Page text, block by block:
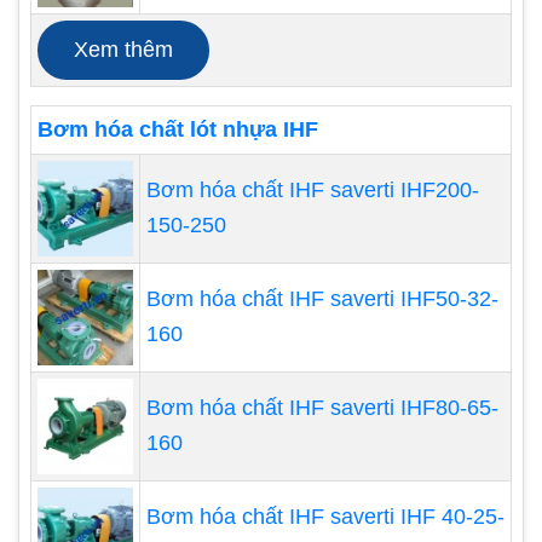
Kiểm tra độ ồn và hiệu suất hoạt động
Máy bơm định lượng chính hãng thường có độ ồn
thấp và hiệu suất hoạt động cao. Để phân biệt
độ ồn và hiệu suất hoạt động của máy khi sử
Xem thêm
Bơm hóa chất lót nhựa IHF
Bơm hóa chất IHF saverti IHF200-
150-250
Bơm hóa chất IHF saverti IHF50-32-
160
Bơm hóa chất IHF saverti IHF80-65-
160
Bơm hóa chất IHF saverti IHF 40-25-